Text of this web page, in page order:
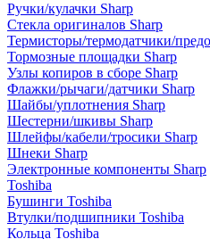
Ручки/кулачки Sharp
Стекла оригиналов Sharp
Термисторы/термодатчики/
Тормозные площадки Sharp
Узлы копиров в сборе Sharp
Флажки/рычаги/датчики Sharp
Шайбы/уплотнения Sharp
Шестерни/шкивы Sharp
Шлейфы/кабели/тросики Sharp
Шнеки Sharp
Электронные компоненты Sharp
Toshiba
Бушинги Toshiba
Втулки/подшипники Toshiba
Кольца Toshiba